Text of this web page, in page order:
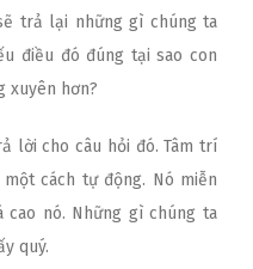
trả lại những gì chúng ta
điều đó đúng tại sao con
xuyên hơn?
lời cho câu hỏi đó. Tâm trí
cách tự động. Nó miễn
cao nó. Những gì chúng ta
quý.